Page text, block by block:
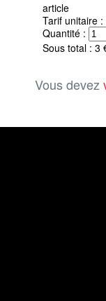
article
Tarif unitaire :
Quantité :
Sous total : 3
Vous devez